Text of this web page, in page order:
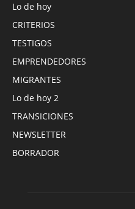
Lo de hoy
CRITERIOS
TESTIGOS
EMPRENDEDORES
MIGRANTES
Lo de hoy 2
TRANSICIONES
NEWSLETTER
BORRADOR